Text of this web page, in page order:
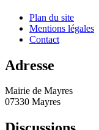
Plan du site
Mentions légales
Contact
Adresse
Mairie de Mayres
07330 Mayres